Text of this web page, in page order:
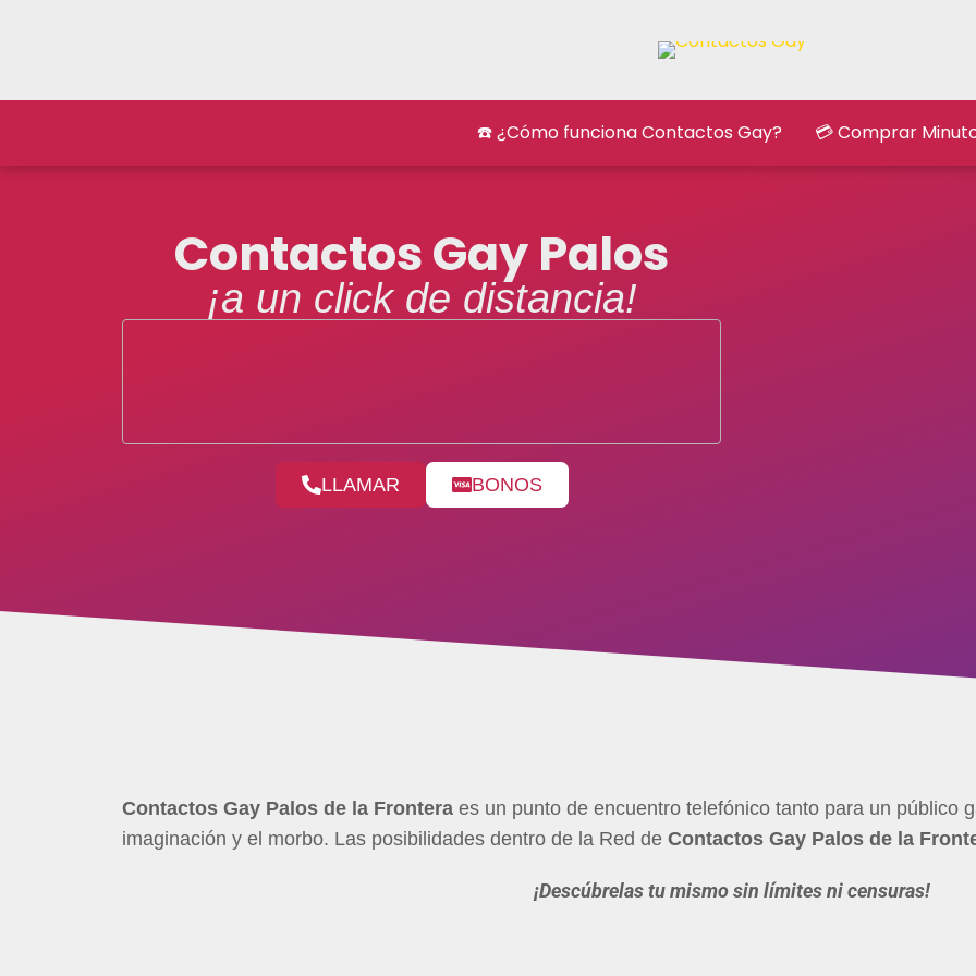
☎️ ¿Cómo funciona Contactos Gay? 💳 Comprar
Contactos Gay Palos
¡a un click de distancia!
LLAMAR BONOS
Contactos Gay Palos de la Frontera es un punto de encuentro telefónico tanto para un público
imaginación y el morbo. Las posibilidades dentro de la Red de Contactos Gay Palos de la
¡Descúbrelas tu mismo sin límites ni censuras!